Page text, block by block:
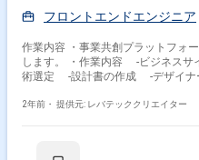
フロントエンドエンジニア
作業内容 ・事業共創プラットフォ
します。 ・作業内容 -ビジネス
術選定 -設計書の作成 -デザイナ
2年前・ 提供元: レバテッククリエイター